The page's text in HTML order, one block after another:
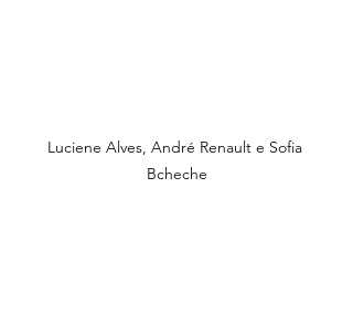
Luciene Alves, André Renault e Sofia
Bcheche